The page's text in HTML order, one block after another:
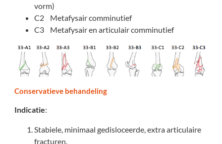
vorm)
C2 Metafysair comminutief
C3 Metafysair en articulair comminutief
Conservatieve behandeling
Indicatie:
Stabiele, minimaal gedisloceerde, extra articulaire
fracturen.